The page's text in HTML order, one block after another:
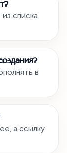
списка
в
а ссылку